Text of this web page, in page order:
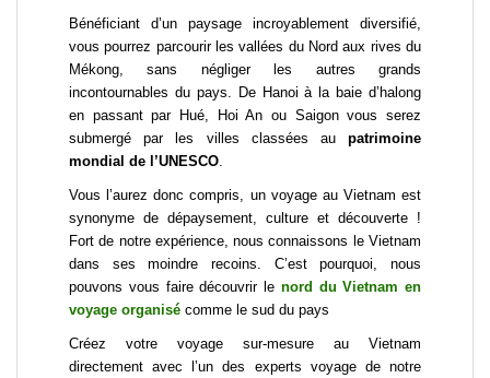
Bénéficiant d’un paysage incroyablement diversifié,
vous pourrez parcourir les vallées du Nord aux rives du
Mékong, sans négliger les autres grands
incontournables du pays. De Hanoi à la baie d’halong
en passant par Hué, Hoi An ou Saigon vous serez
submergé par les villes classées au patrimoine
mondial de l’UNESCO.
Vous l’aurez donc compris, un voyage au Vietnam est
synonyme de dépaysement, culture et découverte !
Fort de notre expérience, nous connaissons le Vietnam
dans ses moindre recoins. C’est pourquoi, nous
pouvons vous faire découvrir le nord du Vietnam en
voyage organisé comme le sud du pays
Créez votre voyage sur-mesure au Vietnam
directement avec l’un des experts voyage de notre